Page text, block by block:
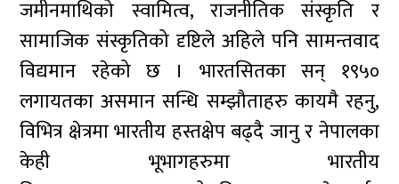
जमीनमाथिको स्वामित्व, राजनीतिक संस्कृति र
सामाजिक संस्कृतिको दृष्टिले अहिले पनि सामन्तवाद
विद्यमान रहेको छ । भारतसितका सन् १९५०
लगायतका असमान सन्धि सम्झौताहरु कायमै रहनु,
विभित्र क्षेत्रमा भारतीय हस्तक्षेप बढ्दै जानु र नेपालका
केही भूभागहरुमा भारतीय